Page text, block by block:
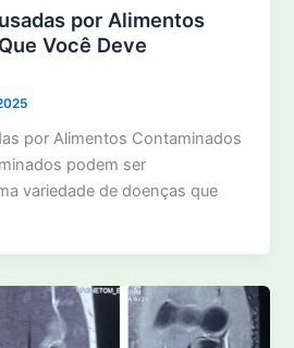
por Alimentos
Você Deve
por Alimentos Contaminados
podem ser
variedade de doenças que